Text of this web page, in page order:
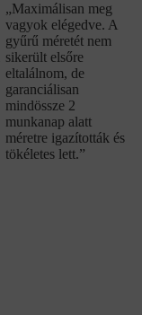
„Maximálisan meg
vagyok elégedve. A
gyűrű méretét nem
sikerült elsőre
eltalálnom, de
garanciálisan
mindössze 2
munkanap alatt
méretre igazították és
tökéletes lett.”